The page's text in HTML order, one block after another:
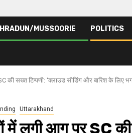
MUSSOORIE POLITICS
सख्त टिप्पणी: ‘क्लाउड सीडिंग और बारिश के लिए
Uttarakhand
में लगी आग पर SC